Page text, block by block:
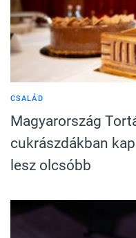
CSALÁD
Magyarország
cukrászdákban
lesz olcsóbb